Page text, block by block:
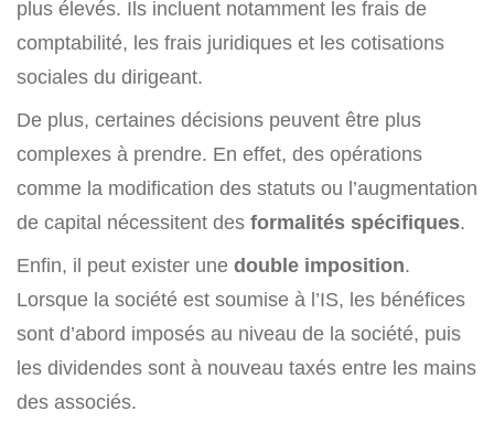
plus élevés. Ils incluent notamment les frais de
comptabilité, les frais juridiques et les cotisations
sociales du dirigeant.
De plus, certaines décisions peuvent être plus
complexes à prendre. En effet, des opérations
comme la modification des statuts ou l’augmentation
de capital nécessitent des formalités spécifiques.
Enfin, il peut exister une double imposition.
Lorsque la société est soumise à l’IS, les bénéfices
sont d’abord imposés au niveau de la société, puis
les dividendes sont à nouveau taxés entre les mains
des associés.